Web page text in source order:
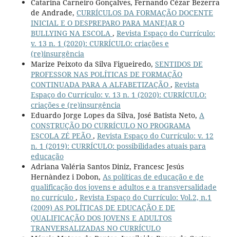
Catarina Carneiro Gonçalves, Fernando Cézar Bezerra
de Andrade, CURRÍCULOS DA FORMAÇÃO DOCENTE
INICIAL E O DESPREPARO PARA MANEJAR O
BULLYING NA ESCOLA , Revista Espaço do Currículo:
v. 13 n. 1 (2020): CURRÍCULO: criações e
(re)insurgência
Marize Peixoto da Silva Figueiredo, SENTIDOS DE
PROFESSOR NAS POLÍTICAS DE FORMAÇÃO
CONTINUADA PARA A ALFABETIZAÇÃO , Revista
Espaço do Currículo: v. 13 n. 1 (2020): CURRÍCULO:
criações e (re)insurgência
Eduardo Jorge Lopes da Silva, José Batista Neto, A
CONSTRUÇÃO DO CURRÍCULO NO PROGRAMA
ESCOLA ZÉ PEÃO , Revista Espaço do Currículo: v. 12
n. 1 (2019): CURRÍCULO: possibilidades atuais para
educação
Adriana Valéria Santos Diniz, Francesc Jesús
Hernàndez i Dobon, As políticas de educação e de
qualificação dos jovens e adultos e a transversalidade
no currículo , Revista Espaço do Currículo: Vol.2, n.1
(2009) AS POLÍTICAS DE EDUCAÇÃO E DE
QUALIFICAÇÃO DOS JOVENS E ADULTOS
TRANVERSALIZADAS NO CURRÍCULO